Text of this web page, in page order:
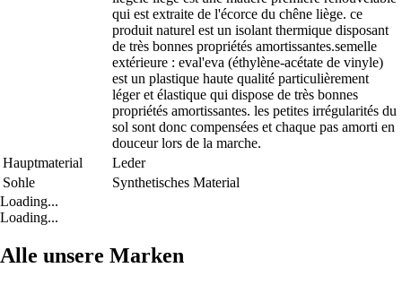
qui est extraite de l'écorce du chêne liège. ce
produit naturel est un isolant thermique disposant
de très bonnes propriétés amortissantes.semelle
extérieure : eval'eva (éthylène-acétate de vinyle)
est un plastique haute qualité particulièrement
léger et élastique qui dispose de très bonnes
propriétés amortissantes. les petites irrégularités du
sol sont donc compensées et chaque pas amorti en
douceur lors de la marche.
Hauptmaterial
Leder
Sohle
Synthetisches Material
Loading...
Loading...
Alle unsere Marken